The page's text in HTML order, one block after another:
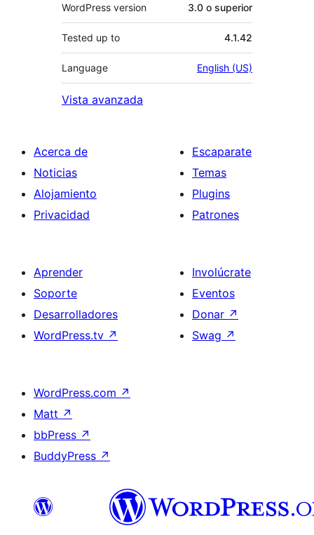
WordPress version 3.0 o superior
Tested up to 4.1.42
Language English (US)
Vista avanzada
Acerca de
Noticias
Alojamiento
Privacidad
Escaparate
Temas
Plugins
Patrones
Aprender
Soporte
Desarrolladores
WordPress.tv ↗
Involúcrate
Eventos
Donar ↗
Swag ↗
WordPress.com ↗
Matt ↗
bbPress ↗
BuddyPress ↗